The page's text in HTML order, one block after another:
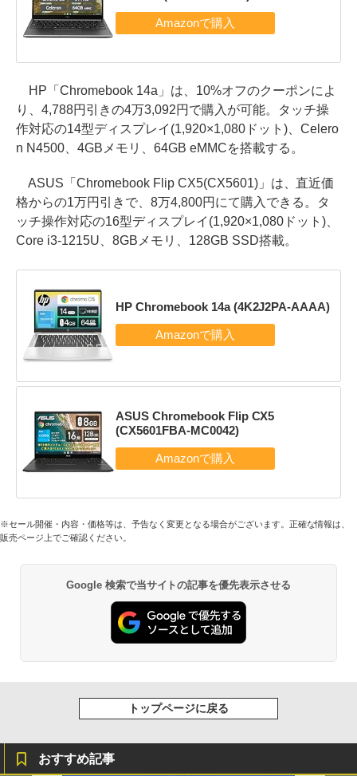
HP「Chromebook 14a」は、10%オフのクーポンによ
り、4,788円引きの4万3,092円で購入が可能。タッチ操
作対応の14型ディスプレイ(1,920×1,080ドット)、Celero
n N4500、4GBメモリ、64GB eMMCを搭載する。
ASUS「Chromebook Flip CX5(CX5601)」は、直近価
格からの1万円引きで、8万4,800円にて購入できる。タ
ッチ操作対応の16型ディスプレイ(1,920×1,080ドット)、
Core i3-1215U、8GBメモリ、128GB SSD搭載。
HP Chromebook 14a (4K2J2PA-AAAA)
ASUS Chromebook Flip CX5
(CX5601FBA-MC0042)
※セール開催・内容・価格等は、予告なく変更となる場合がございます。正確な情報は、
販売ページ上でご確認ください。
Google 検索で当サイトの記事を優先表示させる
トップページに戻る
おすすめ記事